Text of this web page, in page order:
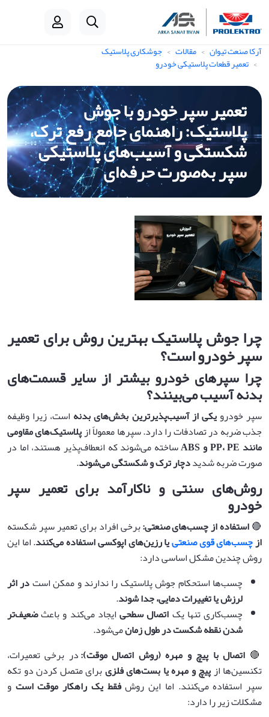
آرکا صنعت تیوان مقالات جوشکاری پلاستیک
تعمیر قطعات پلاستیکی خودرو
تعمیر سپر خودرو با جوش
پلاستیک: راهنمای جامع رفع ترک،
شکستگی و آسیب‌های پلاستیکی
سپر به‌صورت حرفه‌ای
چرا جوش پلاستیک بهترین روش برای تعمیر
سپر خودرو است؟
چرا سپرهای خودرو بیشتر از سایر قسمت‌های
بدنه آسیب می‌بینند؟
سپر خودرویکی از آسیب‌پذیرترین بخش‌های بدنه است، زیرا وظیفه
جذب ضربه در تصادفات را دارد. سپرها معمولاً ازپلاستیک‌های مقاومی
مانند
،PE وABS
ساخته می‌شوند که انعطاف‌پذیر هستند، اما در
صورت ضربه شدیددچار ترک و شکستگی می‌شوند.
روش‌های سنتی و ناکارآمد برای تعمیر سپر
خودرو
🔴استفاده از چسب‌های صنعتی:برخی افراد برای تعمیر سپر شکسته
ازچسب‌های قوی صنعتییا رزین‌های اپوکسی استفاده می‌کنند. اما این
روش چندین مشکل اساسی دارد:
چسب‌ها استحکام جوش پلاستیک را ندارند و ممکن استدر اثر
لرزش یا تغییرات دمایی، جدا شوند.
چسب‌کاری تنها یکاتصال سطحیایجاد می‌کند و باعثضعیف‌تر
شدن نقطه شکست در طول زمانمی‌شود.
🔴 اتصال با پیچ و مهره (روش اتصال موقت):در برخی تعمیرات،
تکنسین‌ها ازپیچ و مهره یا بست‌های فلزیبرای متصل کردن دو تکه
سپر استفاده می‌کنند. اما این روشفقط یک راهکار موقت است و
مشکلات زیر را دارد: